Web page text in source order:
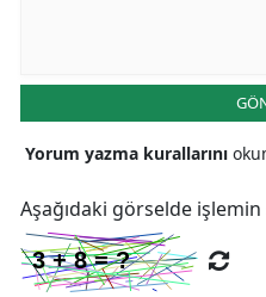
Yorum yazma kurallarını
Aşağıdaki görselde